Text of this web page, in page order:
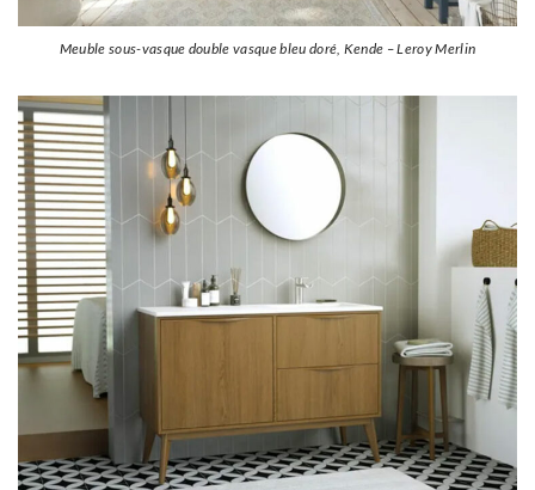
Meuble sous-vasque double vasque bleu doré, Kende – Leroy Merlin